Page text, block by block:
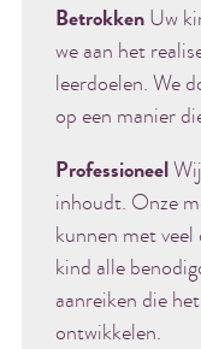
BetrokkenUw
we aan het
leerdoelen. We
op een manier
Professioneel
inhoudt. Onze
kunnen met
kind alle
aanreiken die
ontwikkelen.